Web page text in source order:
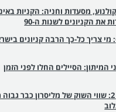
מסעדות וחניה: הקניות
את הקניונים לשנות ה-90
המיתון: הסיילים החלו לפני הזמן
מקום 2: שווי השוק של מליסרון כבר